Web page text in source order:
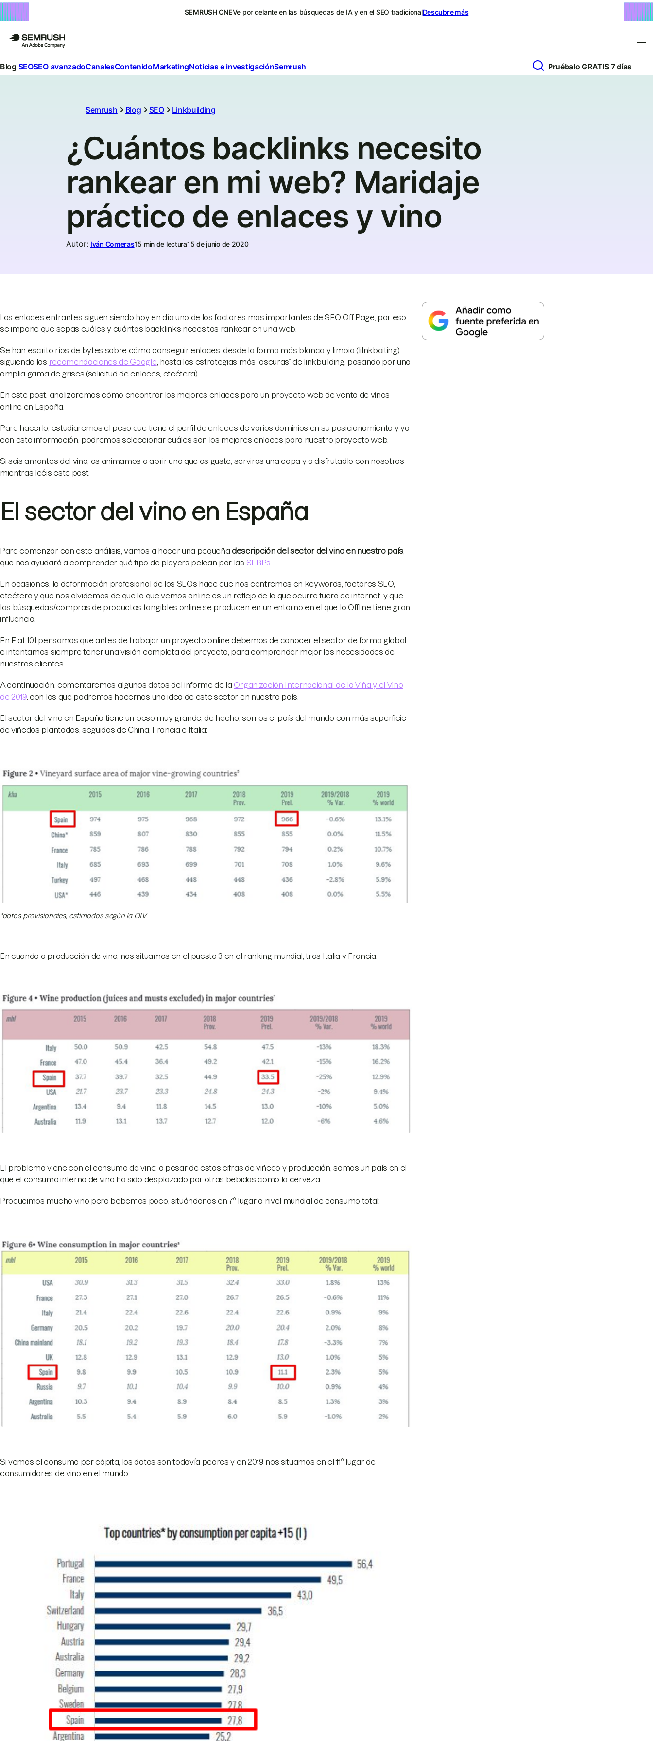
SEMRUSH ONEVe por delante en las búsquedas de IA y en el SEO tradicionalDescubre más
Blog SEOSEO avanzadoCanalesContenidoMarketingNoticias e investigaciónSemrush Pruébalo GRATIS 7 días
Semrush Blog SEO Linkbuilding
¿Cuántos backlinks necesito
rankear en mi web? Maridaje
práctico de enlaces y vino
Autor: Iván Comeras15 min de lectura15 de junio de 2020
Los enlaces entrantes siguen siendo hoy en día uno de los factores más importantes de SEO Off Page, por eso
se impone que sepas cuáles y cuántos backlinks necesitas rankear en una web.
Se han escrito ríos de bytes sobre cómo conseguir enlaces: desde la forma más blanca y limpia (lilnkbaiting)
siguiendo las recomendaciones de Google , hasta las estrategias más “oscuras” de linkbuilding, pasando por una
amplia gama de grises (solicitud de enlaces, etcétera).
En este post, analizaremos cómo encontrar los mejores enlaces para un proyecto web de venta de vinos
online en España.
Para hacerlo, estudiaremos el peso que tiene el perfil de enlaces de varios dominios en su posicionamiento y ya
con esta información, podremos seleccionar cuáles son los mejores enlaces para nuestro proyecto web.
Si sois amantes del vino, os animamos a abrir uno que os guste, serviros una copa y a disfrutadlo con nosotros
mientras leéis este post.
El sector del vino en España
Para comenzar con este análisis, vamos a hacer una pequeña descripción del sector del vino en nuestro país
que nos ayudará a comprender qué tipo de players pelean por las SERPs
En ocasiones, la deformación profesional de los SEOs hace que nos centremos en keywords, factores SEO,
etcétera y que nos olvidemos de que lo que vemos online es un reflejo de lo que ocurre fuera de internet, y que
las búsquedas/compras de productos tangibles online se producen en un entorno en el que lo Offline tiene gran
influencia.
En Flat 101 pensamos que antes de trabajar un proyecto online debemos de conocer el sector de forma global
e intentamos siempre tener una visión completa del proyecto, para comprender mejor las necesidades de
nuestros clientes.
A continuación, comentaremos algunos datos del informe de la Organización Internacional de la Viña y el Vino
de 2019, con los que podremos hacernos una idea de este sector en nuestro país.
El sector del vino en España tiene un peso muy grande, de hecho, somos el país del mundo con más superficie
de viñedos plantados, seguidos de China, Francia e Italia:
*datos provisionales, estimados según la OIV
En cuando a producción de vino, nos situamos en el puesto 3 en el ranking mundial, tras Italia y Francia:
El problema viene con el consumo de vino: a pesar de estas cifras de viñedo y producción, somos un país en el
que el consumo interno de vino ha sido desplazado por otras bebidas como la cerveza.
Producimos mucho vino pero bebemos poco, situándonos en 7º lugar a nivel mundial de consumo total:
Si vemos el consumo per cápita, los datos son todavía peores y en 2019 nos situamos en el 11º lugar de
consumidores de vino en el mundo.